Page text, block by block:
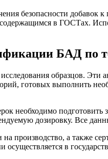
безопасности добавок
содержащимся в ГОСТах.
БАД по
образцов. Эти
готовых выполнить
необходимо
дозировку. Все
производство, а также
осуществляется в